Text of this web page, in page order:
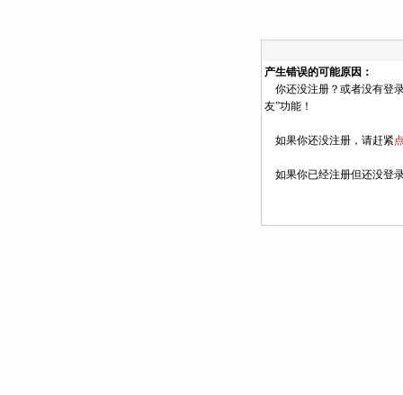
产生错误的可能原因：
你还没注册？或者没有登
友”功能！
如果你还没注册，请赶紧
如果你已经注册但还没登